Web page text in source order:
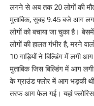
लगने से अब तक 20 लोगों की
मुताबिक, सुबह 9.45 बजे आग
लोगों को बचाया जा चुका है।
लोगों की हालत गंभीर है, मरने
10 गाड़ियों ने बिल्डिंग में लगी
मुताबिक जिस बिल्डिंग में आग
के ग्राउंड फ्लोर में आग भड़की
तरफ आग फेल गई। यहां फ्लोरिस